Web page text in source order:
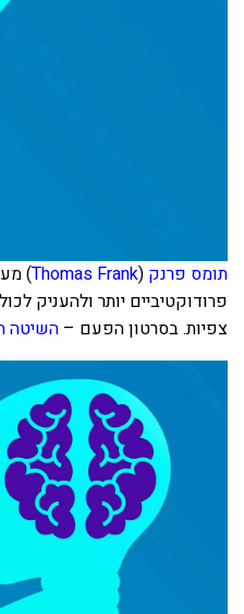
תומס פרנק (
Thomas Frank
)
צפיות. בסרטון הפעם – השיטה